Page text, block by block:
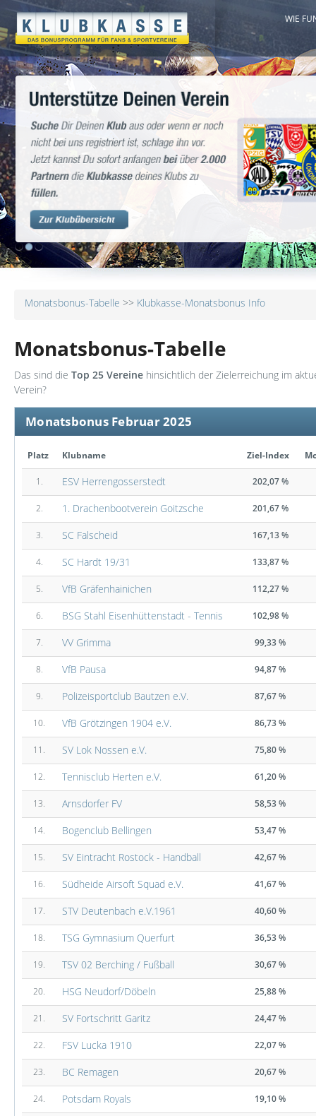
WIE
1
Monatsbonus-Tabelle >> Klubkasse-Monatsbonus Info
Monatsbonus-Tabelle
Das sind die Top 25 Vereine hinsichtlich der Zielerreichung im
Verein?
Monatsbonus Februar 2025
Platz Klubname Ziel-Index
1. ESV Herrengosserstedt 202,07 %
2. 1. Drachenbootverein Goitzsche 201,67 %
3. SC Falscheid 167,13 %
4. SC Hardt 19/31 133,87 %
5. VfB Gräfenhainichen 112,27 %
6. BSG Stahl Eisenhüttenstadt - Tennis 102,98 %
7. VV Grimma 99,33 %
8. VfB Pausa 94,87 %
9. Polizeisportclub Bautzen e.V. 87,67 %
10. VfB Grötzingen 1904 e.V. 86,73 %
11. SV Lok Nossen e.V. 75,80 %
12. Tennisclub Herten e.V. 61,20 %
13. Arnsdorfer FV 58,53 %
14. Bogenclub Bellingen 53,47 %
15. SV Eintracht Rostock - Handball 42,67 %
16. Südheide Airsoft Squad e.V. 41,67 %
17. STV Deutenbach e.V.1961 40,60 %
18. TSG Gymnasium Querfurt 36,53 %
19. TSV 02 Berching / Fußball 30,67 %
20. HSG Neudorf/Döbeln 25,88 %
21. SV Fortschritt Garitz 24,47 %
22. FSV Lucka 1910 22,07 %
23. BC Remagen 20,67 %
24. Potsdam Royals 19,10 %